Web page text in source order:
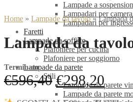
Lampade a
Lampadari per
Lampadari per
Faretti
Lampade da soffitto
Plafoniere per cucina
Plafoniere per soggiorno
Lampade da parete
Stili
Lampade da parete
Lampade da parete
Home » Lampade da tavolo»Lampada
Lampada da
Terminato
€596,40 Il
prezzo
€298,20Il